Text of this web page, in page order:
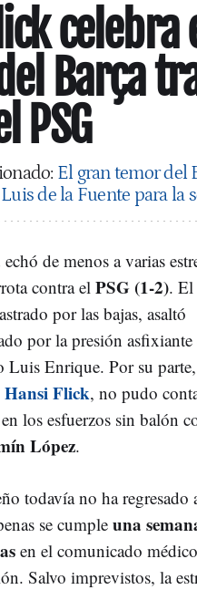
Barça
PSG
El gran temor del
de la Fuente para la
echó de menos a varias
contra el PSG (1-2). El
por las bajas, asaltó
por la presión asfixiante
Luis Enrique. Por su
Hansi Flick, no pudo
los esfuerzos sin balón
López.
todavía no ha regresado
se cumple una
en el comunicado médico
Salvo imprevistos, la